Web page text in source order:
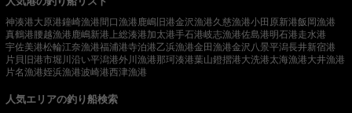
神湊港大原港鐘崎漁港間口漁港 鹿嶋旧港金沢漁港久慈漁港小田原新港飯岡漁港
真鶴港腰越漁港 鹿嶋新港 上総湊港加太港手石港岐志漁港佐島港明石港走水港
宇佐美港松輪江奈漁港福浦港寺泊港乙浜漁港金田漁港金沢八景平潟長井新宿港
片貝旧港市堀川沿い平潟港外川漁港那珂湊港葉山鐙摺港大洗港太海漁港大井漁港
片名漁港姪浜漁港波崎港西津漁港
人気エリアの釣り船検索